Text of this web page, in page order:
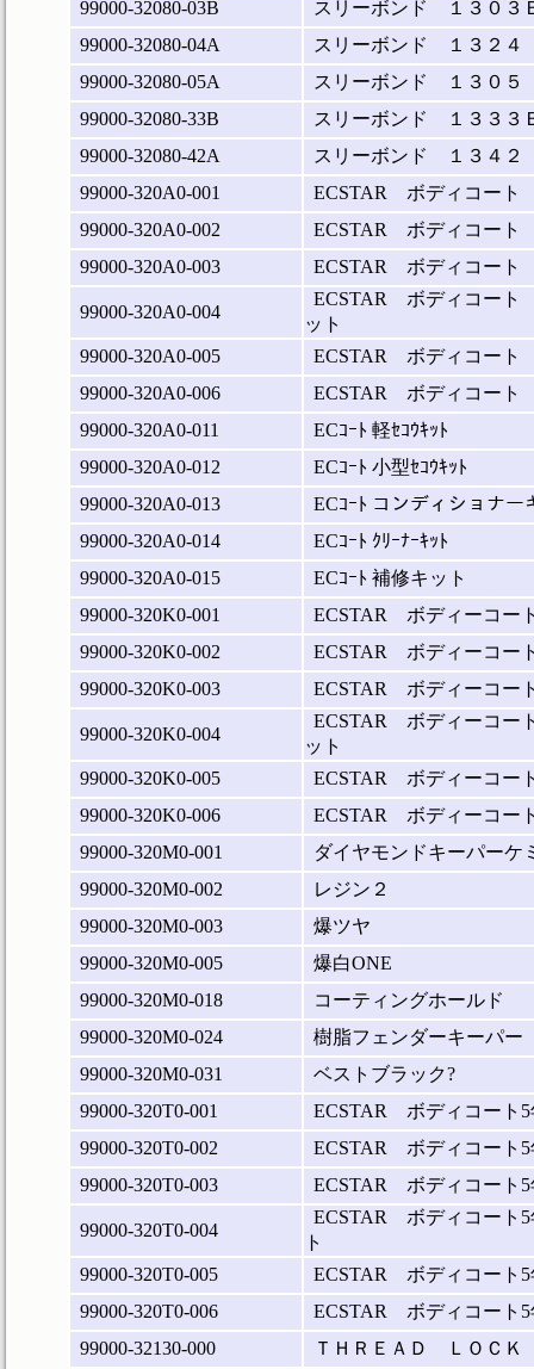
99000-32080-03B
スリーボンド １３０３
99000-32080-04A
スリーボンド １３２
99000-32080-05A
スリーボンド １３０
99000-32080-33B
スリーボンド １３３３
99000-32080-42A
スリーボンド １３４
99000-320A0-001
ECSTAR ボディコー
99000-320A0-002
ECSTAR ボディコー
99000-320A0-003
ECSTAR ボディコー
99000-320A0-004
ECSTAR ボディコー
ット
99000-320A0-005
ECSTAR ボディコー
99000-320A0-006
ECSTAR ボディコー
99000-320A0-011
ECｺｰﾄ 軽ｾｺｳｷｯﾄ
99000-320A0-012
ECｺｰﾄ 小型ｾｺｳｷｯﾄ
99000-320A0-013
ECｺｰﾄ コンディショナー
99000-320A0-014
ECｺｰﾄ ｸﾘｰﾅｰｷｯﾄ
99000-320A0-015
ECｺｰﾄ 補修キット
99000-320K0-001
ECSTAR ボディーコー
99000-320K0-002
ECSTAR ボディーコー
99000-320K0-003
ECSTAR ボディーコー
99000-320K0-004
ECSTAR ボディーコー
ット
99000-320K0-005
ECSTAR ボディーコー
99000-320K0-006
ECSTAR ボディーコー
99000-320M0-001
ダイヤモンドキーパーケ
99000-320M0-002
レジン２
99000-320M0-003
爆ツヤ
99000-320M0-005
爆白ONE
99000-320M0-018
コーティングホールド
99000-320M0-024
樹脂フェンダーキーパー
99000-320M0-031
ベストブラック?
99000-320T0-001
ECSTAR ボディコート
99000-320T0-002
ECSTAR ボディコート
99000-320T0-003
ECSTAR ボディコート
99000-320T0-004
ECSTAR ボディコート
ト
99000-320T0-005
ECSTAR ボディコート
99000-320T0-006
ECSTAR ボディコート
99000-32130-000
ＴＨＲＥＡＤ ＬＯＣＫ